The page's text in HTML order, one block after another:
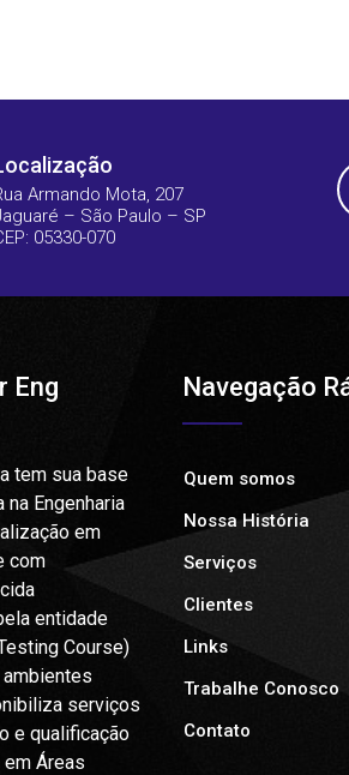
Armando Mota, 207
– São Paulo – SP
05330-070
Eng
tem sua base
Engenharia
em
com
entidade
Course)
serviços
e qualificação
Áreas
Navegação
Quem somos
Nossa História
Serviços
Clientes
Links
Trabalhe Conosco
Contato